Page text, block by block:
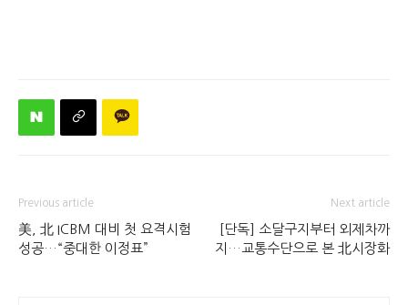
Previous article
美, 北 ICBM 대비 첫 요격시험
성공…“중대한 이정표”
Next article
[단독] 소달구지부터 외제차까
지…교통수단으로 본 北시장화